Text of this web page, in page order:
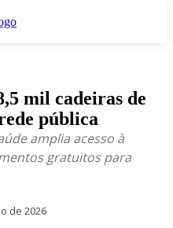
mil cadeiras de
pública
amplia acesso à
gratuitos para
de 2026